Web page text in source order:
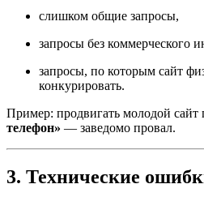
слишком общие запросы,
запросы без коммерческого
запросы, по которым сайт
конкурировать.
Пример: продвигать молодой сайт
телефон» — заведомо провал.
3. Технические